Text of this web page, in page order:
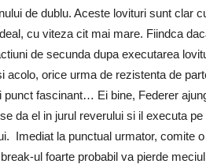
de dublu. Aceste lovituri sunt clar
cu viteza cit mai mare. Fiindca
de secunda dupa executarea
orice urma de rezistenta de
fascinant… Ei bine, Federer
da el in jurul reverului si il executa
Imediat la punctual urmator, comite
ul foarte probabil va pierde